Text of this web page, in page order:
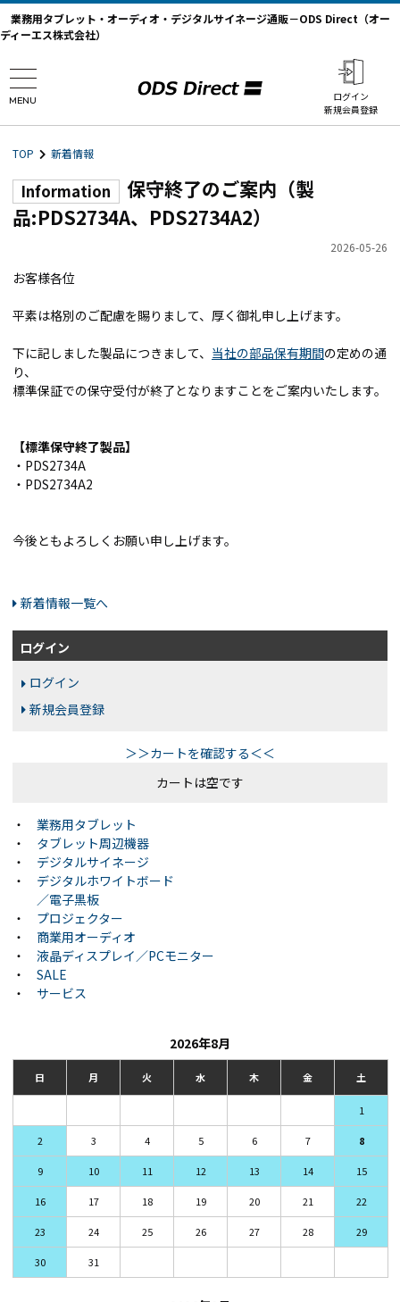
業務用タブレット・オーディオ・デジタルサイネージ通販－ODS Direct（オー
ディーエス株式会社）
MENU
ログイン
新規会員登録
TOP 新着情報
Information
保守終了のご案内（製
品:PDS2734A、PDS2734A2）
2026-05-26
お客様各位
平素は格別のご配慮を賜りまして、厚く御礼申し上げます。
下に記しました製品につきまして、 当社の部品保有期間の定めの通
り、
標準保証での保守受付が終了となりますことをご案内いたします。
【標準保守終了製品】
・PDS2734A
・PDS2734A2
今後ともよろしくお願い申し上げます。
新着情報一覧へ
ログイン
ログイン
新規会員登録
＞＞カートを確認する＜＜
カートは空です
・
業務用タブレット
・
タブレット周辺機器
・
デジタルサイネージ
・
デジタルホワイトボード
／電子黒板
・
プロジェクター
・
商業用オーディオ
・
液晶ディスプレイ／PCモニター
・
SALE
・
サービス
2026年8月
日 月 火 水 木 金 土
1
2 3 4 5 6 7 8
9 10 11 12 13 14 15
16 17 18 19 20 21 22
23 24 25 26 27 28 29
30 31